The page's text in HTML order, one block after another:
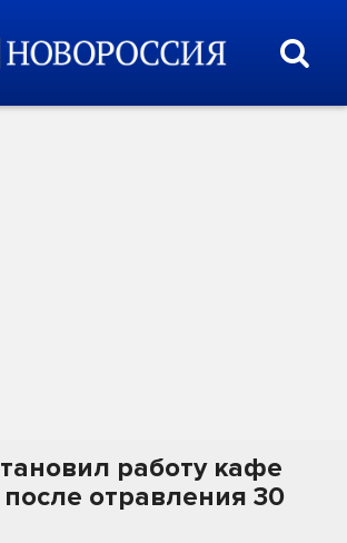
работу кафе
отравления 30